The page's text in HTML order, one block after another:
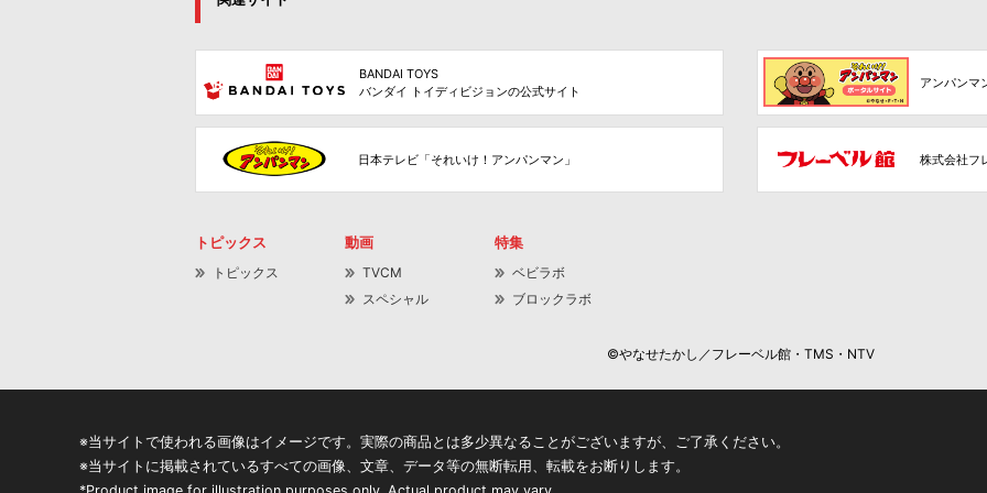
BANDAI TOYS
バンダイ トイディビジョンの公式サイト
アンパンマ
日本テレビ「それいけ！アンパンマン」 株式会社フ
トピックス
トピックス
動画
TVCM
スペシャル
特集
ベビラボ
ブロックラボ
©やなせたかし／フレーベル館・TMS・NTV
※当サイトで使われる画像はイメージです。実際の商品とは多少異なることがございますが、ご了承ください。
※当サイトに掲載されているすべての画像、文章、データ等の無断転用、転載をお断りします。